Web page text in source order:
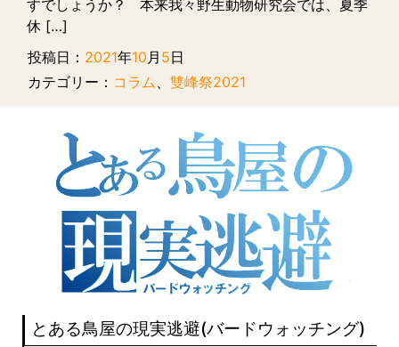
すでしょうか？ 本来我々野生動物研究会では、夏季
休 […]
投稿日： 2021年10 月 5日
カテゴリー： コラム 雙峰祭2021
とある鳥屋の現実逃避(バードウォッチング)